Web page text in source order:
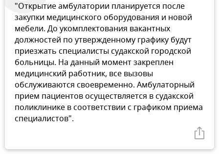
"Открытие амбулатории планируется после
закупки медицинского оборудования и новой
мебели. До укомплектования вакантных
должностей по утвержденному графику будут
приезжать специалисты судакской городской
больницы. На данный момент закреплен
медицинский работник, все вызовы
обслуживаются своевременно. Амбулаторный
прием пациентов осуществляется в судакской
поликлинике в соответствии с графиком приема
специалистов".